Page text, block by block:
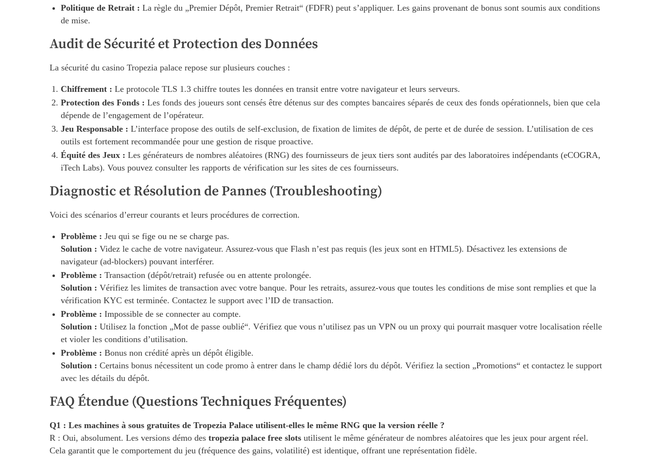
Politique de Retrait : La règle du „Premier Dépôt, Premier Retrait“ (FDFR) peut s’appliquer. Les gains provenant de bonus sont soumis aux conditions
de mise.
Audit de Sécurité et Protection des Données
La sécurité du casino Tropezia palace repose sur plusieurs couches :
Chiffrement : Le protocole TLS 1.3 chiffre toutes les données en transit entre votre navigateur et leurs serveurs.
Protection des Fonds : Les fonds des joueurs sont censés être détenus sur des comptes bancaires séparés de ceux des fonds opérationnels, bien que cela
dépende de l’engagement de l’opérateur.
Jeu Responsable : L’interface propose des outils de self-exclusion, de fixation de limites de dépôt, de perte et de durée de session. L’utilisation de ces
outils est fortement recommandée pour une gestion de risque proactive.
Équité des Jeux : Les générateurs de nombres aléatoires (RNG) des fournisseurs de jeux tiers sont audités par des laboratoires indépendants (eCOGRA,
iTech Labs). Vous pouvez consulter les rapports de vérification sur les sites de ces fournisseurs.
Diagnostic et Résolution de Pannes (Troubleshooting)
Voici des scénarios d’erreur courants et leurs procédures de correction.
Problème : Jeu qui se fige ou ne se charge pas.
Solution : Videz le cache de votre navigateur. Assurez-vous que Flash n’est pas requis (les jeux sont en HTML5). Désactivez les extensions de
navigateur (ad-blockers) pouvant interférer.
Problème : Transaction (dépôt/retrait) refusée ou en attente prolongée.
Solution : Vérifiez les limites de transaction avec votre banque. Pour les retraits, assurez-vous que toutes les conditions de mise sont remplies et que la
vérification KYC est terminée. Contactez le support avec l’ID de transaction.
Problème : Impossible de se connecter au compte.
Solution : Utilisez la fonction „Mot de passe oublié“. Vérifiez que vous n’utilisez pas un VPN ou un proxy qui pourrait masquer votre localisation réelle
et violer les conditions d’utilisation.
Problème : Bonus non crédité après un dépôt éligible.
Solution : Certains bonus nécessitent un code promo à entrer dans le champ dédié lors du dépôt. Vérifiez la section „Promotions“ et contactez le support
avec les détails du dépôt.
FAQ Étendue (Questions Techniques Fréquentes)
Q1 : Les machines à sous gratuites de Tropezia Palace utilisent-elles le même RNG que la version réelle ?
R : Oui, absolument. Les versions démo des tropezia palace free slots utilisent le même générateur de nombres aléatoires que les jeux pour argent réel.
Cela garantit que le comportement du jeu (fréquence des gains, volatilité) est identique, offrant une représentation fidèle.